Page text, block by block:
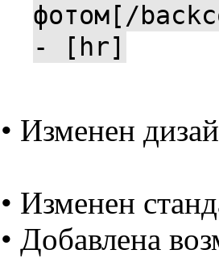
фотом[/
- [hr]
• Изменен
• Изменен
• Добавлена